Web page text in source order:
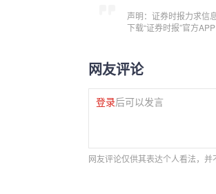
声明：证券时报力求信
下载“证券时报”官方
网友评论
登录后可以发言
网友评论仅供其表达个人看法，并